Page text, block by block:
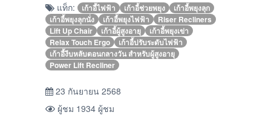
แท็ก: เก้าอี้ไฟฟ้า เก้าอี้ช่วยพยุง
เก้าอี้พยุงลุก
เก้าอี้พยุงลุกนั่ง
เก้าอี้พยุงไฟฟ้า
Riser Recliners
Lift Up Chair
เก้าอี้ผู้สูงอายุ
เก้าอี้พยุงเข่า
Relax Touch Ergo
เก้าอี้ปรับระดับไฟฟ้า
เก้าอี้งีบหลับตอนกลางวัน สำหรับผู้สูงอายุ
Power Lift Recliner
23 กันยายน 2568
ผู้ชม 1934 ผู้ชม